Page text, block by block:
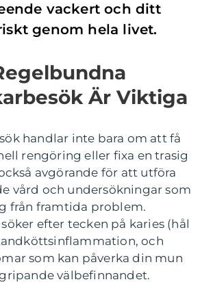
vackert och ditt
genom hela livet.
Är Viktiga
handlar inte bara om att få
rengöring eller fixa en trasig
avgörande för att utföra
vård och undersökningar som
från framtida problem.
efter tecken på karies (hål
och
som kan påverka din mun
välbefinnandet.